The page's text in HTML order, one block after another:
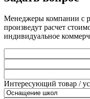
Менеджеры компании с
произведут расчет
индивидуальное
Интересующий товар /